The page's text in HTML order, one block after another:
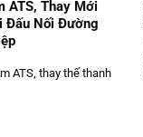
ATS, Thay Mới
Đấu Nối Đường
ATS, thay thế thanh